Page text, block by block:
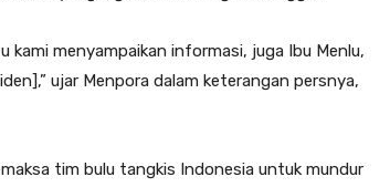
kami menyampaikan informasi, juga Ibu Menlu,
ujar Menpora dalam keterangan persnya,
tim bulu tangkis Indonesia untuk mundur